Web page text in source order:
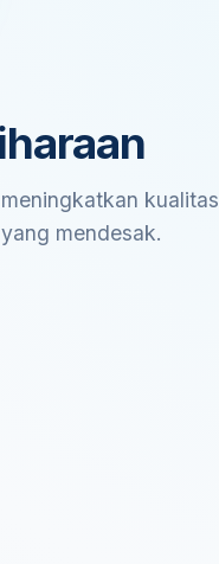
kualitas
mendesak.